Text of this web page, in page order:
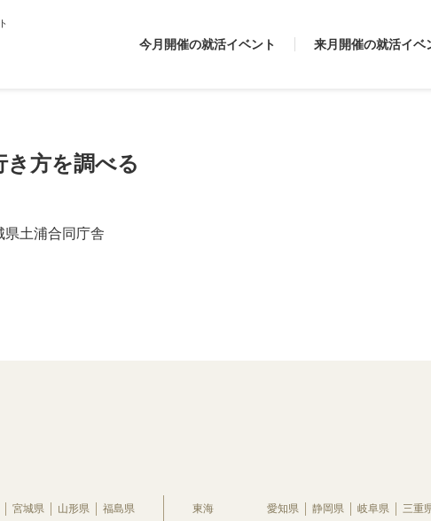
今月開催の就活イベント 来月開催の就活イベ
き方を調べる
県土浦合同庁舎
宮城県 山形県 福島県 東海 愛知県 静岡県 岐阜県 三重